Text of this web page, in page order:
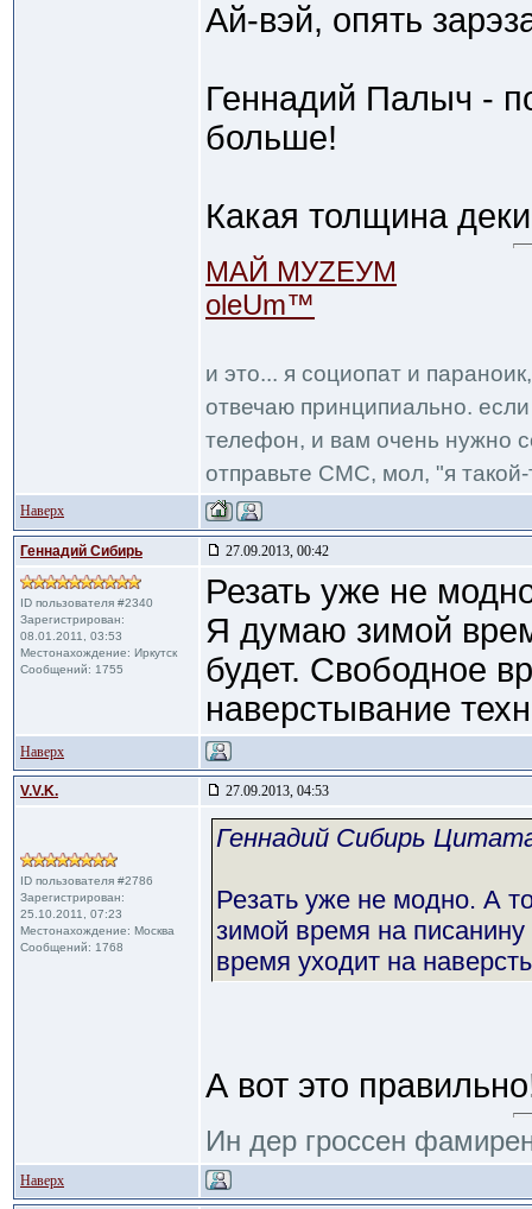
Ай-вэй, опять
Геннадий Палыч -
больше!
Какая толщина
МАЙ МУZЕУМ
oleUm™
и это... я социопат и
отвечаю принципиально.
телефон, и вам очень нужно
отправьте СМС, мол, "я такой-
Наверх
Геннадий Сибирь 27.09.2013, 00:42
ID пользователя #2340
Зарегистрирован:
08.01.2011, 03:53
Местонахождение: Иркутск
Сообщений: 1755
Резать уже не
Я думаю зимой
будет. Свободное
наверстывание
Наверх
V.V.K. 27.09.2013, 04:53
ID пользователя #2786
Зарегистрирован:
25.10.2011, 07:23
Местонахождение: Москва
Сообщений: 1768
Геннадий Сибирь
Резать уже не модно. А
зимой время на
время уходит на
А вот это
Ин дер гроссен
Наверх